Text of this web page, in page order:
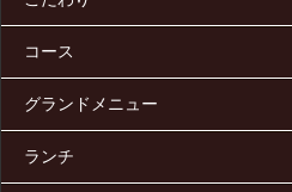
コース
グランドメニュー
ランチ